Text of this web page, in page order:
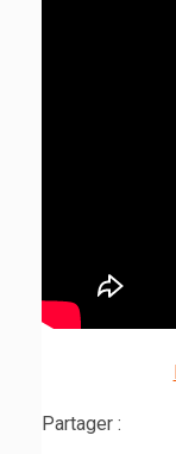
Partager :